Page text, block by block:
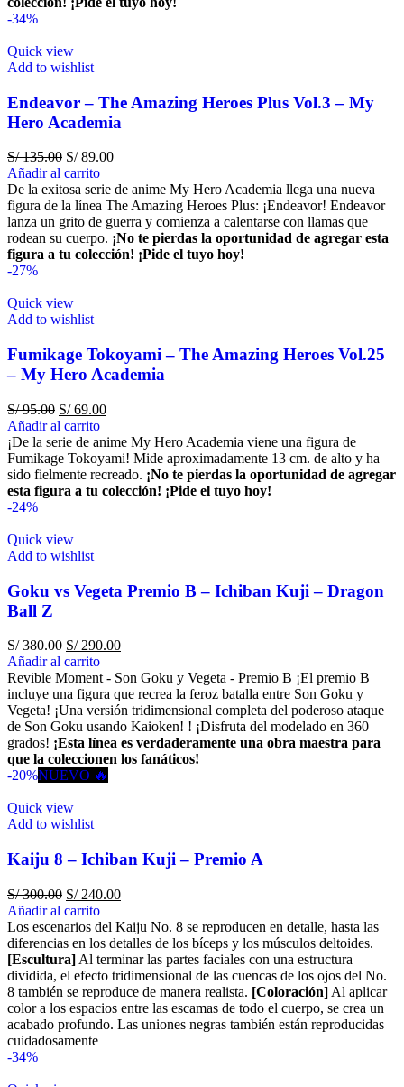
-34%
Quick view
Add to wishlist
Endeavor – The Amazing Heroes Plus Vol.3 – My
Hero Academia
S/135.00 S/89.00
Añadir al carrito
De la exitosa serie de anime My Hero Academia llega una nueva
figura de la línea The Amazing Heroes Plus: ¡Endeavor! Endeavor
lanza un grito de guerra y comienza a calentarse con llamas que
rodean su cuerpo. ¡No te pierdas la oportunidad de agregar esta
figura a tu colección! ¡Pide el tuyo hoy!
-27%
Quick view
Add to wishlist
Fumikage Tokoyami – The Amazing Heroes Vol.25
– My Hero Academia
S/95.00 S/69.00
Añadir al carrito
¡De la serie de anime My Hero Academia viene una figura de
Fumikage Tokoyami! Mide aproximadamente 13 cm. de alto y ha
sido fielmente recreado. ¡No te pierdas la oportunidad de agregar
esta figura a tu colección! ¡Pide el tuyo hoy!
-24%
Quick view
Add to wishlist
Goku vs Vegeta Premio B – Ichiban Kuji – Dragon
Ball Z
S/380.00 S/290.00
Añadir al carrito
Revible Moment - Son Goku y Vegeta - Premio B ¡El premio B
incluye una figura que recrea la feroz batalla entre Son Goku y
Vegeta! ¡Una versión tridimensional completa del poderoso ataque
de Son Goku usando Kaioken! ! ¡Disfruta del modelado en 360
grados! ¡Esta línea es verdaderamente una obra maestra para
que la coleccionen los fanáticos!
-20%NUEVO 🔥
Quick view
Add to wishlist
Kaiju 8 – Ichiban Kuji – Premio A
S/300.00 S/240.00
Añadir al carrito
Los escenarios del Kaiju No. 8 se reproducen en detalle, hasta las
diferencias en los detalles de los bíceps y los músculos deltoides.
[Escultura] Al terminar las partes faciales con una estructura
dividida, el efecto tridimensional de las cuencas de los ojos del No.
8 también se reproduce de manera realista. [Coloración] Al aplicar
color a los espacios entre las escamas de todo el cuerpo, se crea un
acabado profundo. Las uniones negras también están reproducidas
cuidadosamente
-34%